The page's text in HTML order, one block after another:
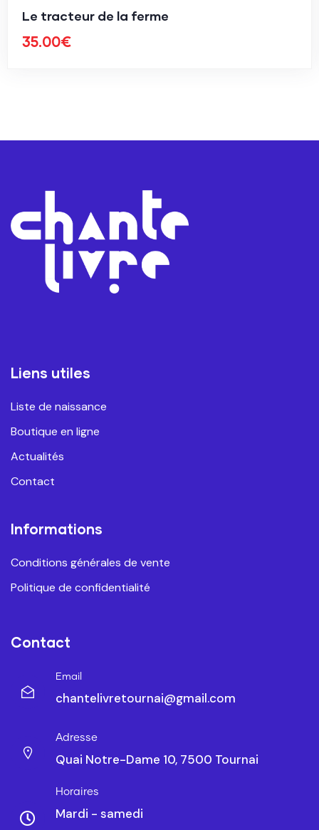
Le tracteur de la ferme
35.00€
Liens utiles
Liste de naissance
Boutique en ligne
Actualités
Contact
Informations
Conditions générales de vente
Politique de confidentialité
Contact
Email
chantelivretournai@gmail.com
Adresse
Quai Notre-Dame 10, 7500 Tournai
Horaires
Mardi - samedi